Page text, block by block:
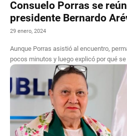
Consuelo Porras se
presidente Bernardo
29 enero, 2024
Aunque Porras asistió al encuentro,
pocos minutos y luego explicó por qué